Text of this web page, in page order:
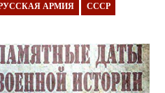
АРМИЯ СССР